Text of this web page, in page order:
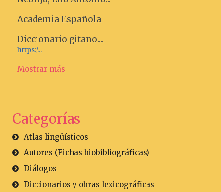
Academia Española
Diccionario gitano....
https:/...
Mostrar más
Categorías
Atlas lingüísticos
Autores (Fichas biobibliográficas)
Diálogos
Diccionarios y obras lexicográficas